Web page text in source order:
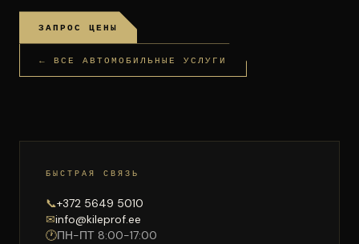
ЗАПРОС ЦЕНЫ
← ВСЕ АВТОМОБИЛЬНЫЕ УСЛУГИ
БЫСТРАЯ СВЯЗЬ
📞+372 5649 5010
✉info@kileprof.ee
🕐ПН-ПТ 8:00-17:00